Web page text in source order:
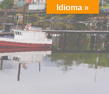
Idioma »